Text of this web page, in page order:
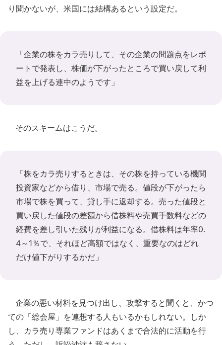
り聞かないが、米国には結構あるという設定だ。
「企業の株をカラ売りして、その企業の問題点をレポ
ートで発表し、株価が下がったところで買い戻して利
益を上げる連中のようです」
そのスキームはこうだ。
「株をカラ売りするときは、その株を持っている機関
投資家などから借り、市場で売る。値段が下がったら
市場で株を買って、貸し手に返却する。売った値段と
買い戻した値段の差額から借株料や売買手数料などの
経費を差し引いた残りが利益になる。借株料は年率0.
4～1％で、それほど高額ではなく、重要なのはどれ
だけ値下がりするかだ」
企業の悪い材料を見つけ出し、攻撃すると聞くと、かつ
ての「総会屋」を連想する人もいるかもしれない。しか
し、カラ売り専業ファンドはあくまで合法的に活動を行